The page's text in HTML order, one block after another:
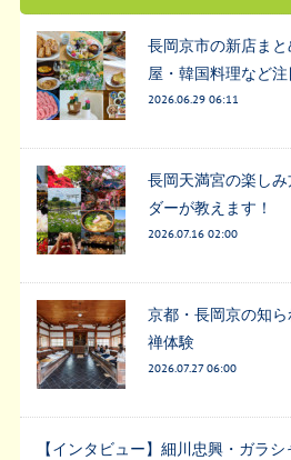
長岡京市の新店ま
屋・韓国料理など
2026.06.29 06:11
長岡天満宮の楽し
ダーが教えます！
2026.07.16 02:00
京都・長岡京の知
禅体験
2026.07.27 06:00
【インタビュー】細川忠興・ガラ